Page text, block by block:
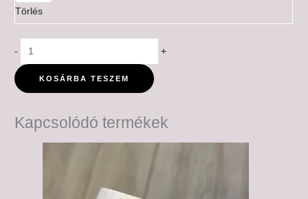
Törlés
- +
KOSÁRBA TESZEM
Kapcsolódó termékek